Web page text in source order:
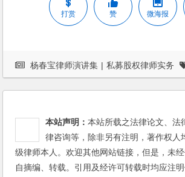
打赏 赞 微海报
杨春宝律师演讲集 | 私募股权律师实务
本站声明：本站所载之法律论文、法
律咨询等，除非另有注明，著作权人
级律师本人。欢迎其他网站链接，但是，未
自摘编、转载。引用及经许可转载时均应注